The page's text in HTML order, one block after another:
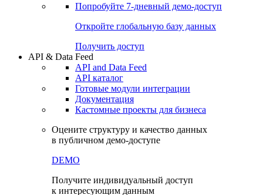
Попробуйте 7-дневный демо-доступ
Откройте глобальную базу данных
Получить доступ
API & Data Feed
API and Data Feed
API каталог
Готовые модули интеграции
Документация
Кастомные проекты для бизнеса
Оцените структуру и качество данных
в публичном демо-доступе
DEMO
Получите индивидуальный доступ
к интересующим данным